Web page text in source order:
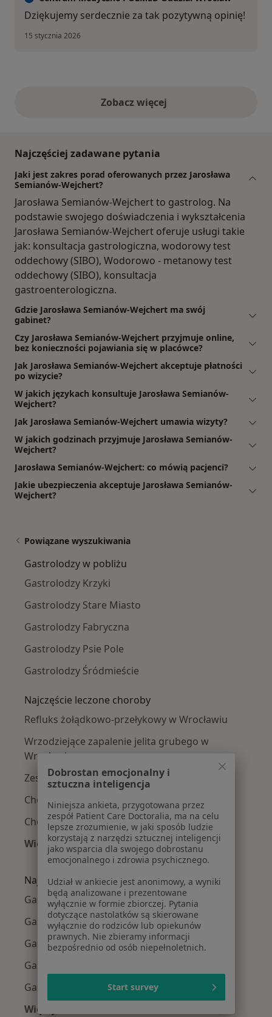
Dziękujemy serdecznie za tak pozytywną opinię!
15 stycznia 2026
Zobacz więcejopinie powyżej
Najczęściej zadawane pytania
Jaki jest zakres porad oferowanych przez Jarosława
Semianów-Wejchert?
Jarosława Semianów-Wejchert to gastrolog. Na
podstawie swojego doświadczenia i wykształcenia
Jarosława Semianów-Wejchert oferuje usługi takie
jak: konsultacja gastrologiczna, wodorowy test
oddechowy (SIBO), Wodorowo - metanowy test
oddechowy (SIBO), konsultacja
gastroenterologiczna.
Gdzie Jarosława Semianów-Wejchert ma swój
gabinet?
Czy Jarosława Semianów-Wejchert przyjmuje online,
bez konieczności pojawiania się w placówce?
Jak Jarosława Semianów-Wejchert akceptuje płatności
po wizycie?
W jakich językach konsultuje Jarosława Semianów-
Wejchert?
Jak Jarosława Semianów-Wejchert umawia wizyty?
W jakich godzinach przyjmuje Jarosława Semianów-
Wejchert?
Jarosława Semianów-Wejchert: co mówią pacjenci?
Jakie ubezpieczenia akceptuje Jarosława Semianów-
Wejchert?
Powiązane wyszukiwania
Gastrolodzy w pobliżu
Gastrolodzy Krzyki
Gastrolodzy Stare Miasto
Gastrolodzy Fabryczna
Gastrolodzy Psie Pole
Gastrolodzy Śródmieście
Najczęście leczone choroby
Refluks żołądkowo-przełykowy w Wrocławiu
Wrzodziejące zapalenie jelita grubego w
Wrocławiu
Zespół jelita drażliwego w Wrocławiu
Choroby trzustki w Wrocławiu
Choroby wątroby w Wrocławiu
Więcej (15)
Więcej w kategorii: Najczęście leczone
Najpopularniejsze ubezpieczenia
Gastrolodzy z Allianz w Wrocławiu
Gastrolodzy z Medicover w Wrocławiu
Gastrolodzy z POLMED w Wrocławiu
Gastrolodzy z INTER Polska w Wrocławiu
Gastrolodzy z Compensa w Wrocławiu
Więcej (2)
Dobrostan emocjonalny i
sztuczna inteligencja
Niniejsza ankieta, przygotowana przez
zespół Patient Care Doctoralia, ma na celu
lepsze zrozumienie, w jaki sposób ludzie
korzystają z narzędzi sztucznej inteligencji
jako wsparcia dla swojego dobrostanu
emocjonalnego i zdrowia psychicznego.
Udział w ankiecie jest anonimowy, a wyniki
będą analizowane i prezentowane
wyłącznie w formie zbiorczej. Pytania
dotyczące nastolatków są skierowane
wyłącznie do rodziców lub opiekunów
prawnych. Nie zbieramy informacji
bezpośrednio od osób niepełnoletnich.
Start survey